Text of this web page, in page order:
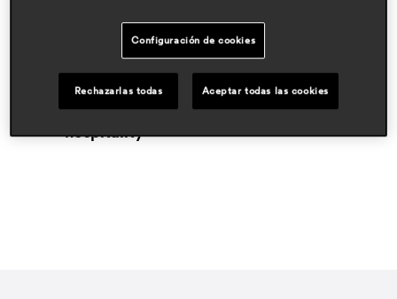
pedrali r&d
áreas
hospitality
Configuración de cookies
Rechazarlas todas Aceptar todas las cookies